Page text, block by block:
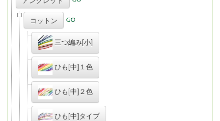
コットン
三つ編み[小]
ひも[中]１色
ひも[中]２色
ひも[中]タイプ